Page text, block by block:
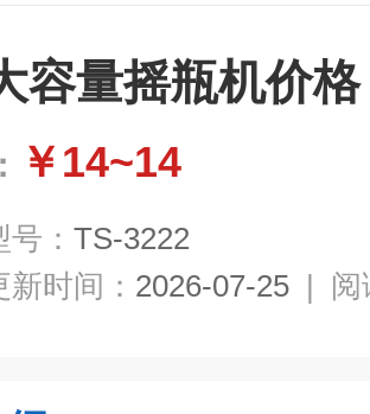
容量摇瓶机价格
￥14~14
号： TS-3222
新时间： 2026-07-25 | 阅